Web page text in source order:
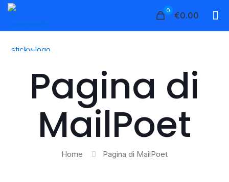
0 €0.00
Pagina di
MailPoet
Home Pagina di MailPoet